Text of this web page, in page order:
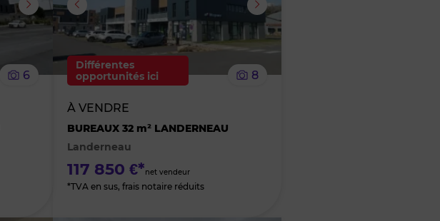
supprimer
favoris
6
supprimer
le
Différentes
opportunités ici
8
À VENDRE
BUREAUX 32 m² LANDERNEAU
Landerneau
117 850 €*net vendeur
*TVA en sus, frais notaire réduits